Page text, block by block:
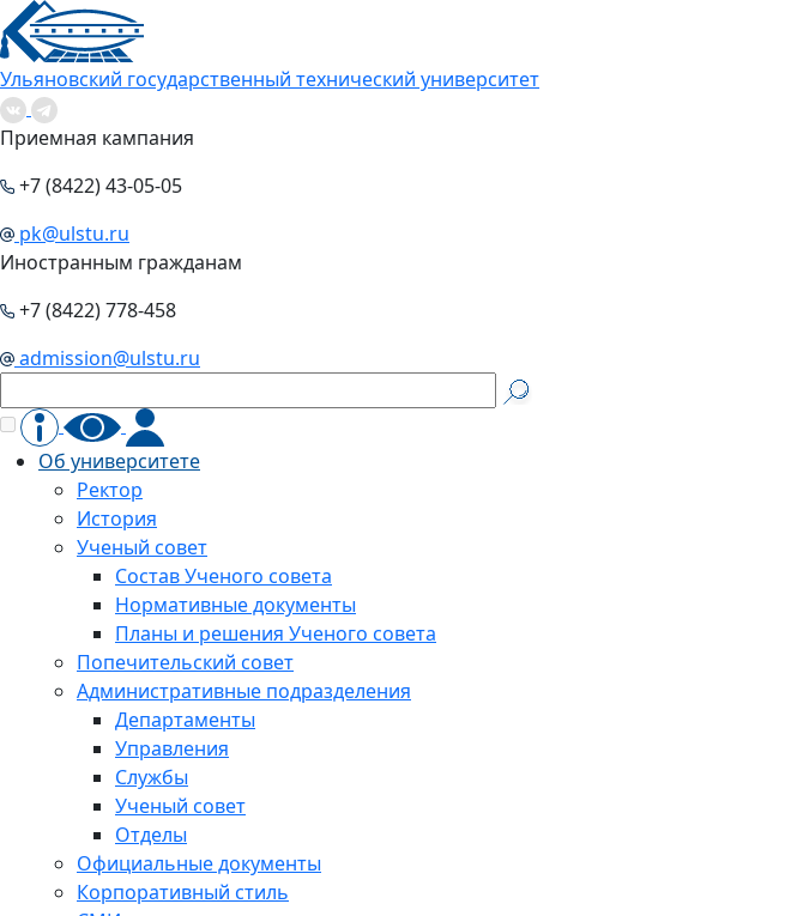
Ульяновский государственный технический университет
Приемная кампания
+7 (8422) 43-05-05
pk@ulstu.ru
Иностранным гражданам
+7 (8422) 778-458
admission@ulstu.ru
Об университете
Ректор
История
Ученый совет
Состав Ученого совета
Нормативные документы
Планы и решения Ученого совета
Попечительский совет
Административные подразделения
Департаменты
Управления
Службы
Ученый совет
Отделы
Официальные документы
Корпоративный стиль